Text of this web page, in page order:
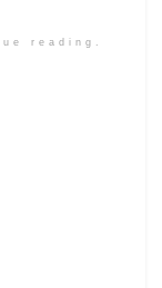
reading.